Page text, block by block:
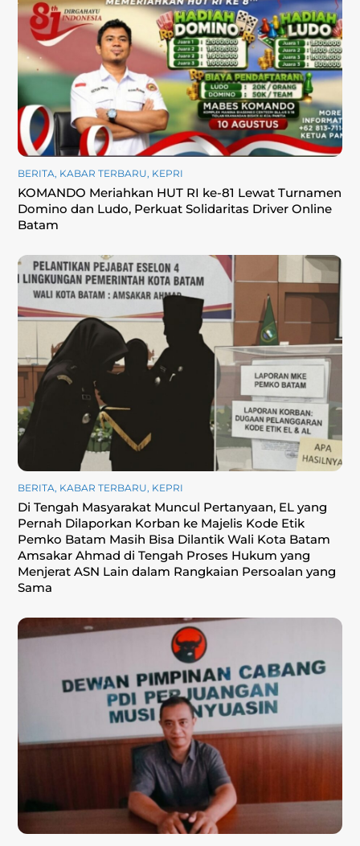
BERITA, KABAR TERBARU, KEPRI
KOMANDO Meriahkan HUT RI ke-81 Lewat Turnamen
Domino dan Ludo, Perkuat Solidaritas Driver Online
Batam
BERITA, KABAR TERBARU, KEPRI
Di Tengah Masyarakat Muncul Pertanyaan, EL yang
Pernah Dilaporkan Korban ke Majelis Kode Etik
Pemko Batam Masih Bisa Dilantik Wali Kota Batam
Amsakar Ahmad di Tengah Proses Hukum yang
Menjerat ASN Lain dalam Rangkaian Persoalan yang
Sama